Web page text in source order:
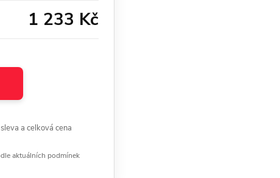
1 233 Kč
a celková cena
aktuálních podmínek